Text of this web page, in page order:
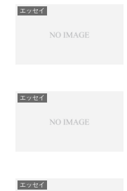
エッセイ
エッセイ
エッセイ